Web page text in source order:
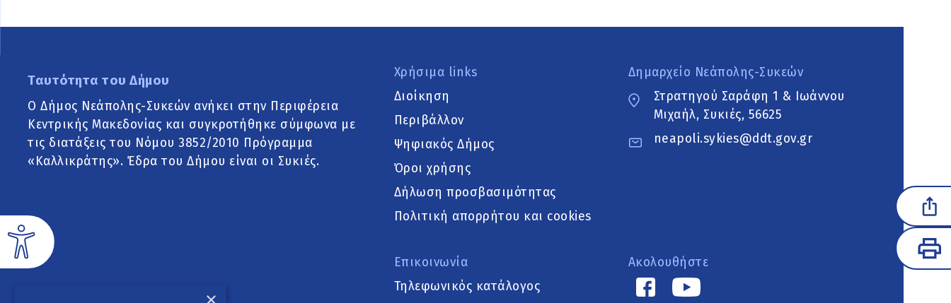
Ταυτότητα του Δήμου
Ο Δήμος Νεάπολης-Συκεών ανήκει στην Περιφέρεια
Κεντρικής Μακεδονίας και συγκροτήθηκε σύμφωνα με
τις διατάξεις του Νόμου 3852/2010 Πρόγραμμα
«Καλλικράτης». Έδρα του Δήμου είναι οι Συκιές.
Χρήσιμα links
Διοίκηση
Περιβάλλον
Ψηφιακός Δήμος
Όροι χρήσης
Δήλωση προσβασιμότητας
Πολιτική απορρήτου και cookies
Επικοινωνία
Τηλεφωνικός κατάλογος
Δημαρχείο Νεάπολης-Συκεών
Στρατηγού Σαράφη 1 & Ιωάννου
Μιχαήλ, Συκιές, 56625
neapoli.sykies@ddt.gov.gr
Ακολουθήστε